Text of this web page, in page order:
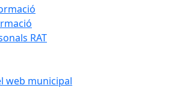
RAT
web municipal